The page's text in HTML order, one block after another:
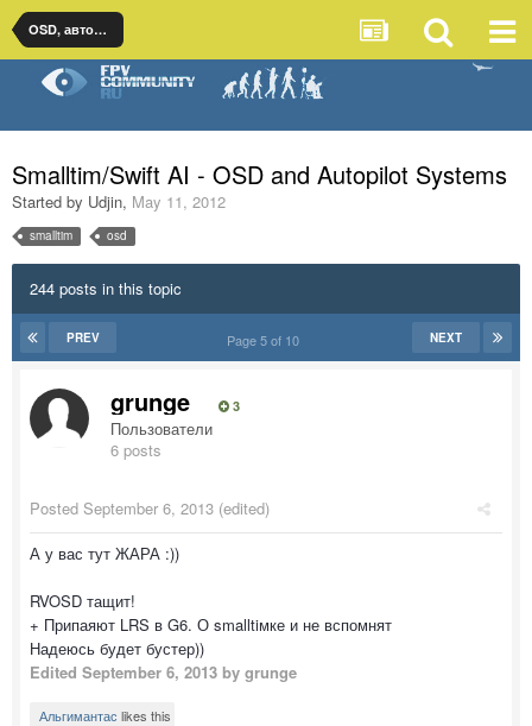
OSD, автопилоты и стабилизация для самолетов
Smalltim/Swift AI - OSD and Autopilot Systems
Started by Udjin, May 11, 2012
smalltim osd
244 posts in this topic
PREV NEXT
Page 5 of 10
grunge 3
Пользователи
6 posts
Posted September 6, 2013 (edited)
А у вас тут ЖАРА :))
RVOSD тащит!
+ Припаяют LRS в G6. О smalltiмке и не вспомнят
Надеюсь будет бустер))
Edited September 6, 2013 by grunge
Альгимантас likes this